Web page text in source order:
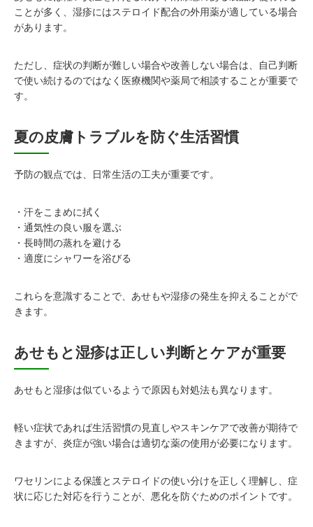
ことが多く、湿疹にはステロイド配合の外用薬が適している場合
があります。
ただし、症状の判断が難しい場合や改善しない場合は、自己判断
で使い続けるのではなく医療機関や薬局で相談することが重要で
す。
夏の皮膚トラブルを防ぐ生活習慣
予防の観点では、日常生活の工夫が重要です。
・汗をこまめに拭く
・通気性の良い服を選ぶ
・長時間の蒸れを避ける
・適度にシャワーを浴びる
これらを意識することで、あせもや湿疹の発生を抑えることがで
きます。
あせもと湿疹は正しい判断とケアが重要
あせもと湿疹は似ているようで原因も対処法も異なります。
軽い症状であれば生活習慣の見直しやスキンケアで改善が期待で
きますが、炎症が強い場合は適切な薬の使用が必要になります。
ワセリンによる保護とステロイドの使い分けを正しく理解し、症
状に応じた対応を行うことが、悪化を防ぐためのポイントです。